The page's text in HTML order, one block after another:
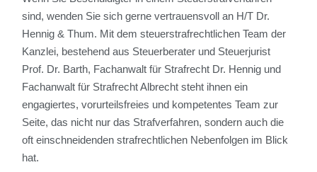
sind, wenden Sie sich gerne vertrauensvoll an H/T Dr.
Hennig & Thum. Mit dem steuerstrafrechtlichen Team der
Kanzlei, bestehend aus Steuerberater und Steuerjurist
Prof. Dr. Barth, Fachanwalt für Strafrecht Dr. Hennig und
Fachanwalt für Strafrecht Albrecht steht ihnen ein
engagiertes, vorurteilsfreies und kompetentes Team zur
Seite, das nicht nur das Strafverfahren, sondern auch die
oft einschneidenden strafrechtlichen Nebenfolgen im Blick
hat.